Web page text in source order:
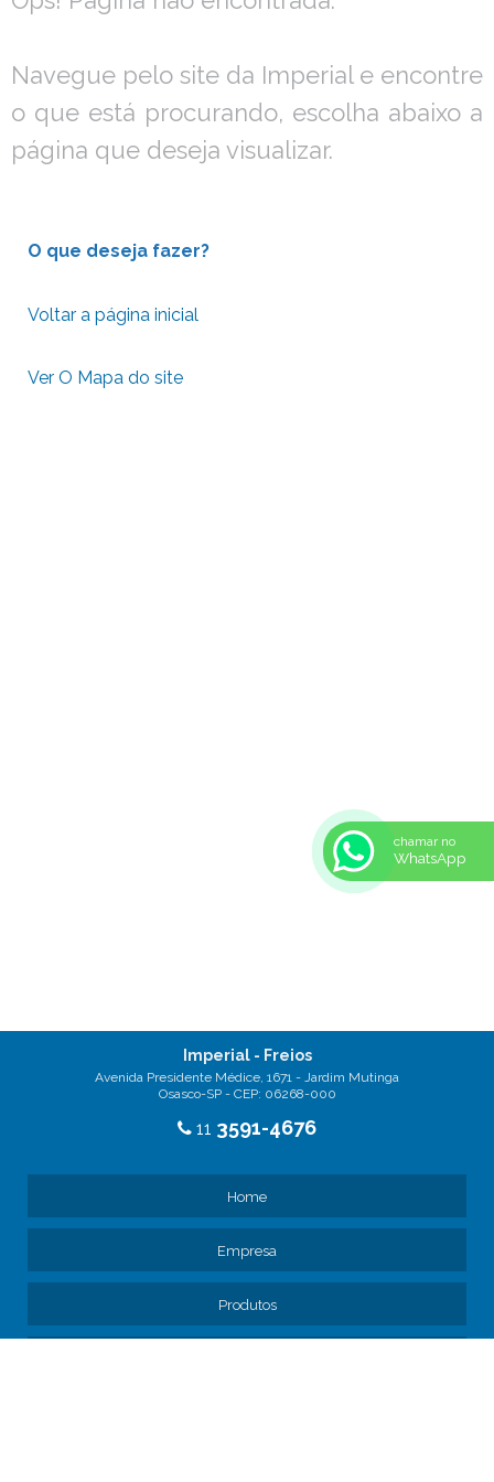
Navegue pelo site da Imperial e encontre
o que está procurando, escolha abaixo a
página que deseja visualizar.
O que deseja fazer?
Voltar a página inicial
Ver O Mapa do site
Imperial - Freios
Avenida Presidente Médice, 1671 - Jardim Mutinga
Osasco-SP - CEP: 06268-000
11 3591-4676
Home
Empresa
Produtos
chamar no
WhatsApp